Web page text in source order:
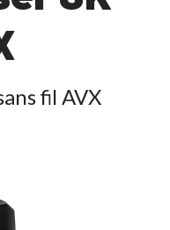
fil AVX